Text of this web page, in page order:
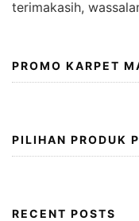
terimakasih,
PROMO KARPET
PILIHAN PRODUK
RECENT POSTS